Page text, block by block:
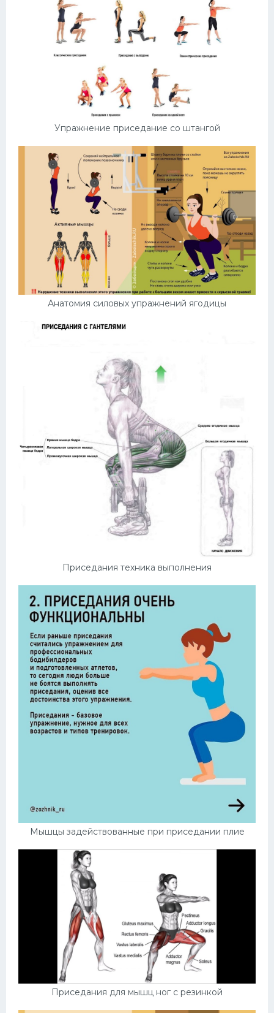
Упражнение приседание со штангой
Анатомия силовых упражнений ягодицы
Приседания техника выполнения
Мышцы задействованные при приседании плие
Приседания для мышц ног с резинкой